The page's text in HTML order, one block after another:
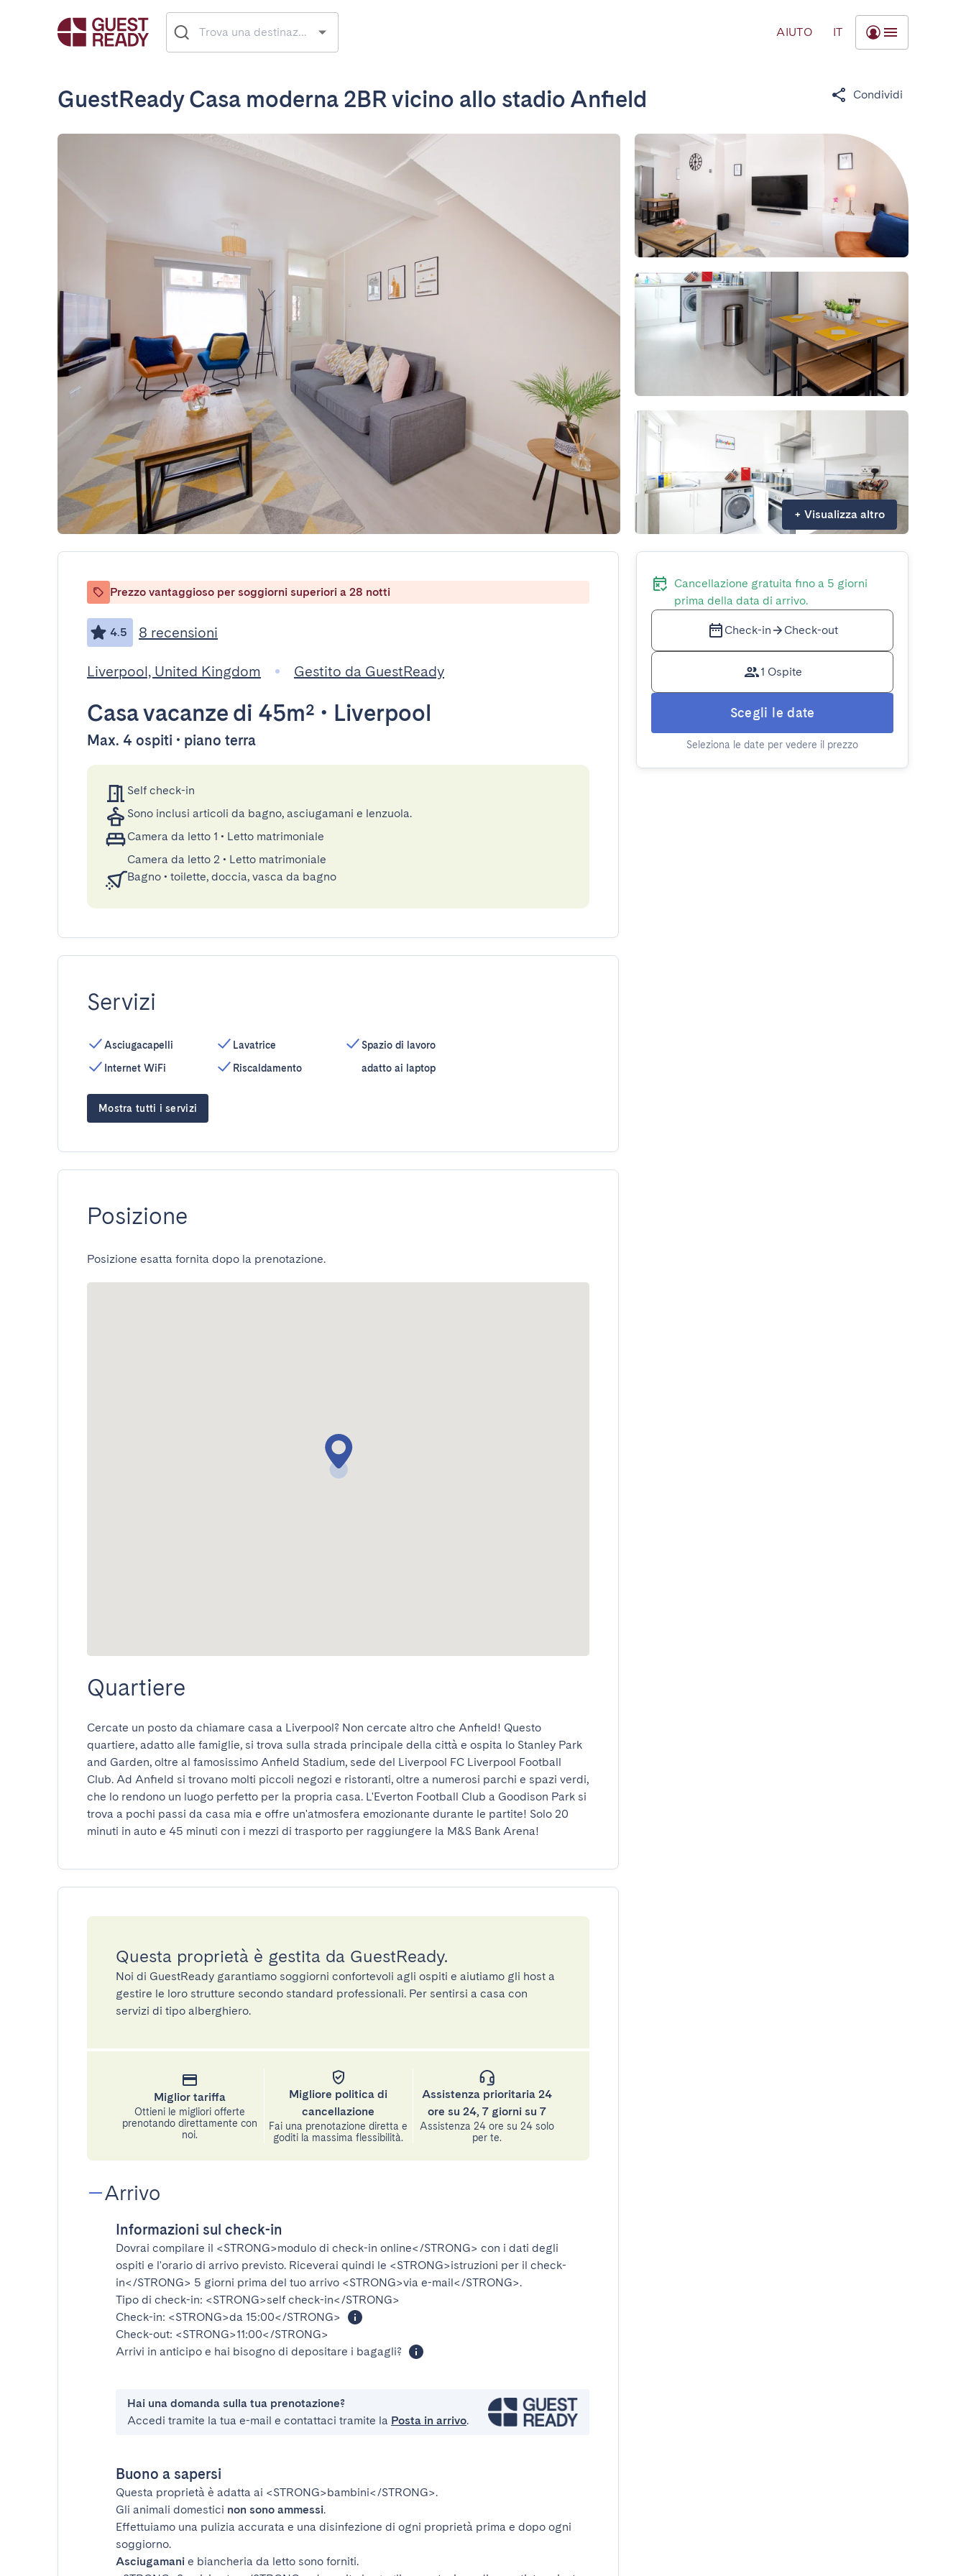
AIUTO IT
GuestReady Casa moderna 2BR vicino allo stadio Anfield Condividi
+ Visualizza altro
Prezzo vantaggioso per soggiorni superiori a 28 notti
4.5 8 recensioni
Liverpool, United Kingdom Gestito da GuestReady
Casa vacanze di 45m² • Liverpool
Max. 4 ospiti • piano terra
Self check-in
Sono inclusi articoli da bagno, asciugamani e lenzuola.
Camera da letto 1 • Letto matrimoniale
Camera da letto 2 • Letto matrimoniale
Bagno • toilette, doccia, vasca da bagno
Servizi
Asciugacapelli
Internet WiFi
Lavatrice
Riscaldamento
Spazio di lavoro
adatto ai laptop
Mostra tutti i servizi
Posizione
Posizione esatta fornita dopo la prenotazione.
Quartiere
Cercate un posto da chiamare casa a Liverpool? Non cercate altro che Anfield! Questo
quartiere, adatto alle famiglie, si trova sulla strada principale della città e ospita lo Stanley Park
and Garden, oltre al famosissimo Anfield Stadium, sede del Liverpool FC Liverpool Football
Club. Ad Anfield si trovano molti piccoli negozi e ristoranti, oltre a numerosi parchi e spazi verdi,
che lo rendono un luogo perfetto per la propria casa. L'Everton Football Club a Goodison Park si
trova a pochi passi da casa mia e offre un'atmosfera emozionante durante le partite! Solo 20
minuti in auto e 45 minuti con i mezzi di trasporto per raggiungere la M&S Bank Arena!
Questa proprietà è gestita da GuestReady.
Noi di GuestReady garantiamo soggiorni confortevoli agli ospiti e aiutiamo gli host a
gestire le loro strutture secondo standard professionali. Per sentirsi a casa con
servizi di tipo alberghiero.
Miglior tariffa
Ottieni le migliori offerte
prenotando direttamente con
noi.
Migliore politica di
cancellazione
Fai una prenotazione diretta e
goditi la massima flessibilità.
Assistenza prioritaria 24
ore su 24, 7 giorni su 7
Assistenza 24 ore su 24 solo
per te.
Arrivo
Informazioni sul check-in
Dovrai compilare il <STRONG>modulo di check-in online</STRONG> con i dati degli
ospiti e l'orario di arrivo previsto. Riceverai quindi le <STRONG>istruzioni per il check-
in</STRONG> 5 giorni prima del tuo arrivo <STRONG>via e-mail</STRONG>.
Tipo di check-in: <STRONG>self check-in</STRONG>
Check-in: <STRONG>da 15:00</STRONG>
Check-out: <STRONG>11:00</STRONG>
Arrivi in anticipo e hai bisogno di depositare i bagagli?
Hai una domanda sulla tua prenotazione?
Accedi tramite la tua e-mail e contattaci tramite la Posta in arrivo.
Buono a sapersi
Questa proprietà è adatta ai <STRONG>bambini</STRONG>.
Gli animali domestici non sono ammessi.
Effettuiamo una pulizia accurata e una disinfezione di ogni proprietà prima e dopo ogni
soggiorno.
Asciugamani e biancheria da letto sono forniti.
Cancellazione gratuita fino a 5 giorni
prima della data di arrivo.
Check-in Check-out
1 Ospite
Scegli le date
Seleziona le date per vedere il prezzo